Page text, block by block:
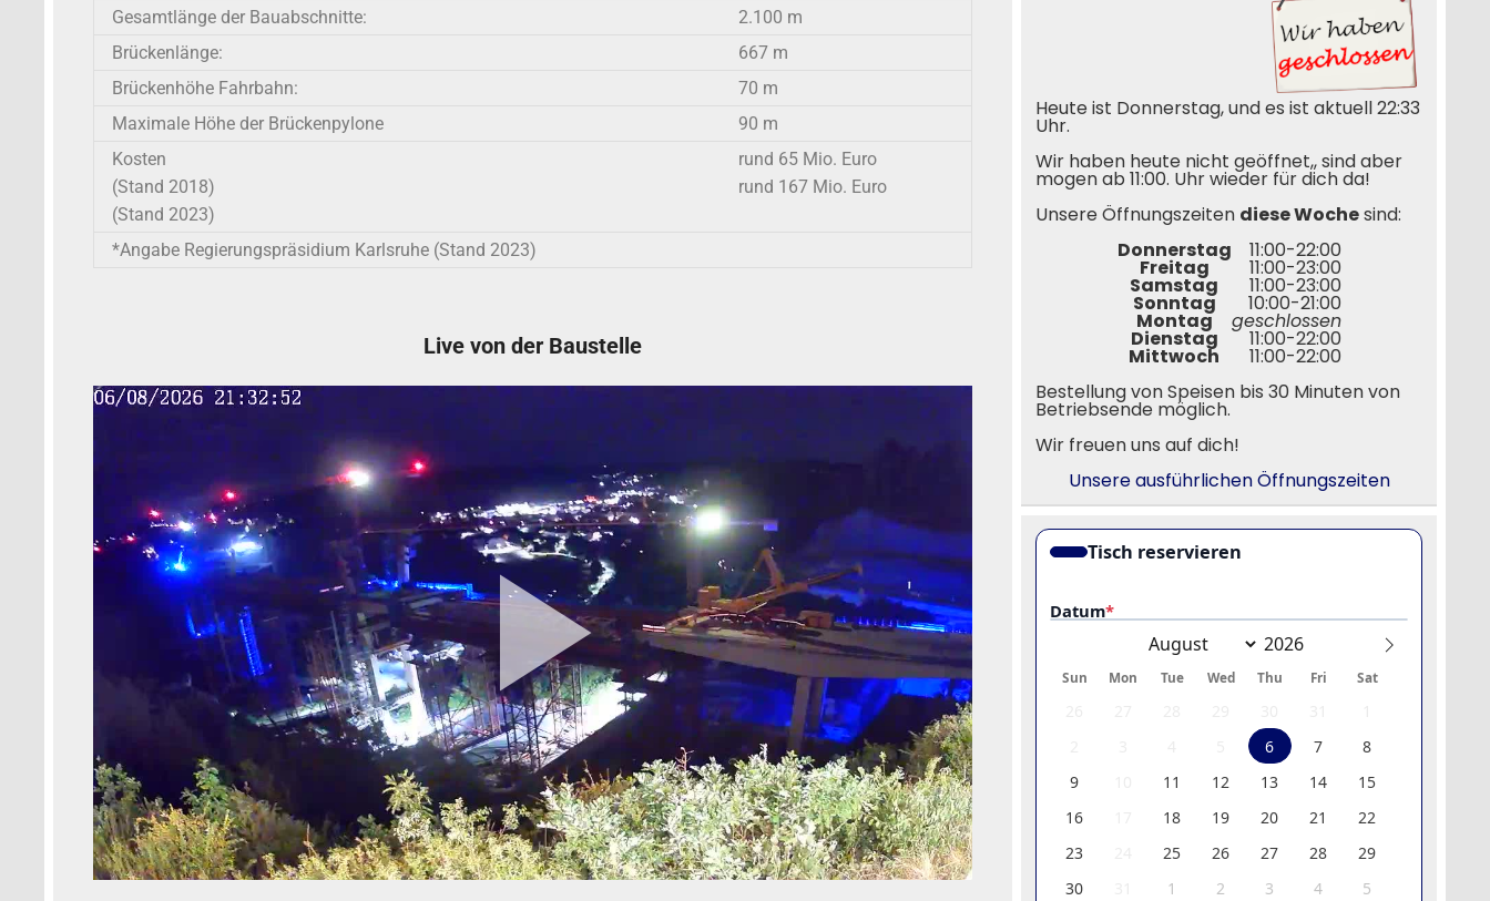
Gesamtlänge der Bauabschnitte:
2.100 m
Brückenlänge:
667 m
Brückenhöhe Fahrbahn:
70 m
Maximale Höhe der Brückenpylone
90 m
Kosten
(Stand 2018)
(Stand 2023)
rund 65 Mio. Euro
rund 167 Mio. Euro
*Angabe Regierungspräsidium Karlsruhe (Stand 2023)
Live von der Baustelle
Heute ist Donnerstag, und es ist aktuell 22:33
Uhr.
Wir haben heute nicht geöffnet,, sind aber
mogen ab 11:00. Uhr wieder für dich da!
Unsere Öffnungszeiten diese Wochesind:
Donnerstag
11:00-22:00
Freitag 11:00-23:00
Samstag 11:00-23:00
Sonntag 10:00-21:00
Montag geschlossen
Dienstag 11:00-22:00
Mittwoch
11:00-22:00
Bestellung von Speisen bis 30 Minuten von
Betriebsende möglich.
Wir freuen uns auf dich!
Unsere ausführlichen Öffnungszeiten
Tisch reservieren
Datum*
Sun Mon Tue Wed Thu Fri Sat
6 7
8
9
11 12 13 14
15
16
18 19 20 21
22
23
25 26 27 28
29
30
1 2 3 4 5